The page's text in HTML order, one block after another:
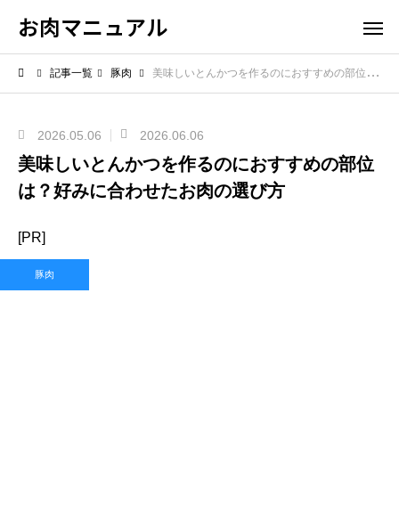
お肉マニュアル
記事一覧 豚肉 美味しいとんかつを作るのにおすすめの部位は？好みに合わせたお肉の選び方
2026.05.06 2026.06.06
美味しいとんかつを作るのにおすすめの部位
は？好みに合わせたお肉の選び方
[PR]
豚肉